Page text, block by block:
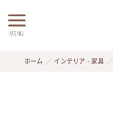
MENU
ホーム インテリア・家具